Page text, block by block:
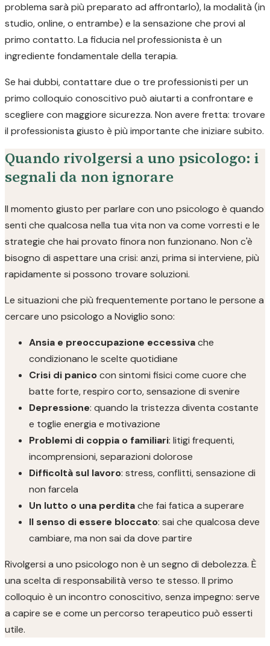
problema sarà più preparato ad affrontarlo), la modalità (in
studio, online, o entrambe) e la sensazione che provi al
primo contatto. La fiducia nel professionista è un
ingrediente fondamentale della terapia.
Se hai dubbi, contattare due o tre professionisti per un
primo colloquio conoscitivo può aiutarti a confrontare e
scegliere con maggiore sicurezza. Non avere fretta: trovare
il professionista giusto è più importante che iniziare subito.
Quando rivolgersi a uno psicologo: i
segnali da non ignorare
Il momento giusto per parlare con uno psicologo è quando
senti che qualcosa nella tua vita non va come vorresti e le
strategie che hai provato finora non funzionano. Non c'è
bisogno di aspettare una crisi: anzi, prima si interviene, più
rapidamente si possono trovare soluzioni.
Le situazioni che più frequentemente portano le persone a
cercare uno psicologo a Noviglio sono:
Ansia e preoccupazione eccessivache
condizionano le scelte quotidiane
Crisi di panicocon sintomi fisici come cuore che
batte forte, respiro corto, sensazione di svenire
Depressione: quando la tristezza diventa costante
e toglie energia e motivazione
Problemi di coppia o familiari: litigi frequenti,
incomprensioni, separazioni dolorose
Difficoltà sul lavoro: stress, conflitti, sensazione di
non farcela
Un lutto o una perditache fai fatica a superare
Il senso di essere bloccato: sai che qualcosa deve
cambiare, ma non sai da dove partire
Rivolgersi a uno psicologo non è un segno di debolezza. È
una scelta di responsabilità verso te stesso. Il primo
colloquio è un incontro conoscitivo, senza impegno: serve
a capire se e come un percorso terapeutico può esserti
utile.